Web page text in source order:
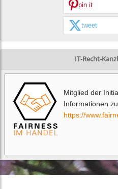
pin it
tweet
IT-Recht-
Mitglied der
Informationen
https://